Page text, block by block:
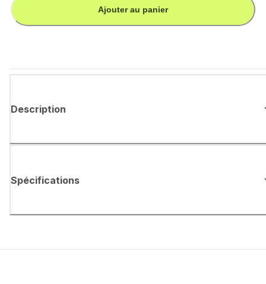
Ajouter au panier
Description
Spécifications